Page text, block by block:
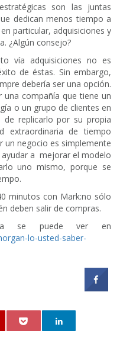
son las juntas
dedican menos tiempo a
particular, adquisiciones y
¿Algún consejo?
vía adquisiciones no es
de éstas. Sin embargo,
debería ser una opción.
una compañía que tiene un
o un grupo de clientes en
replicarlo por su propia
extraordinaria de tiempo
un negocio es simplemente
a mejorar el modelo
uno mismo, porque se
minutos con Mark:no sólo
deben salir de compras.
se puede ver en
lo-usted-saber-